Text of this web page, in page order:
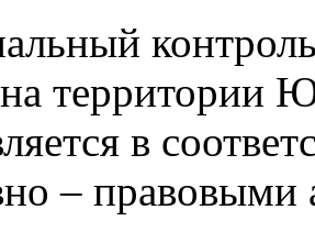
территории
в
– правовыми